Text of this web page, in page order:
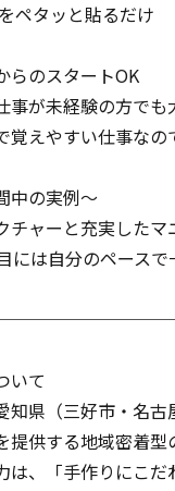
ペタッと貼るだけ
らのスタートOK
事が未経験の方でも
覚えやすい仕事な
中の実例～
チャーと充実した
には自分のペース
いて
知県（三好市・名
提供する地域密着型
は、「手作りにこだ